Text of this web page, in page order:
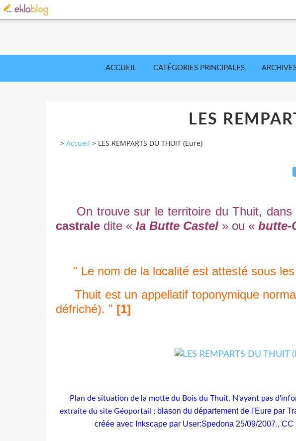
ACCUEIL CATÉGORIES PRINCIPALES
LES
> Accueil > LES REMPARTS DU THUIT (Eure)
On trouve sur le territoire du Thuit, dans
castrale dite « la Butte Castel » ou « butte-
" Le nom de la localité est attesté sous
Thuit est un appellatif toponymique
défriché). " [1]
Plan de situation de la motte du Bois du Thuit. N'ayant pas
extraite du site Géoportail ; blason du département de l'Eure par
créée avec Inkscape par User:Spedona 25/09/2007., CC